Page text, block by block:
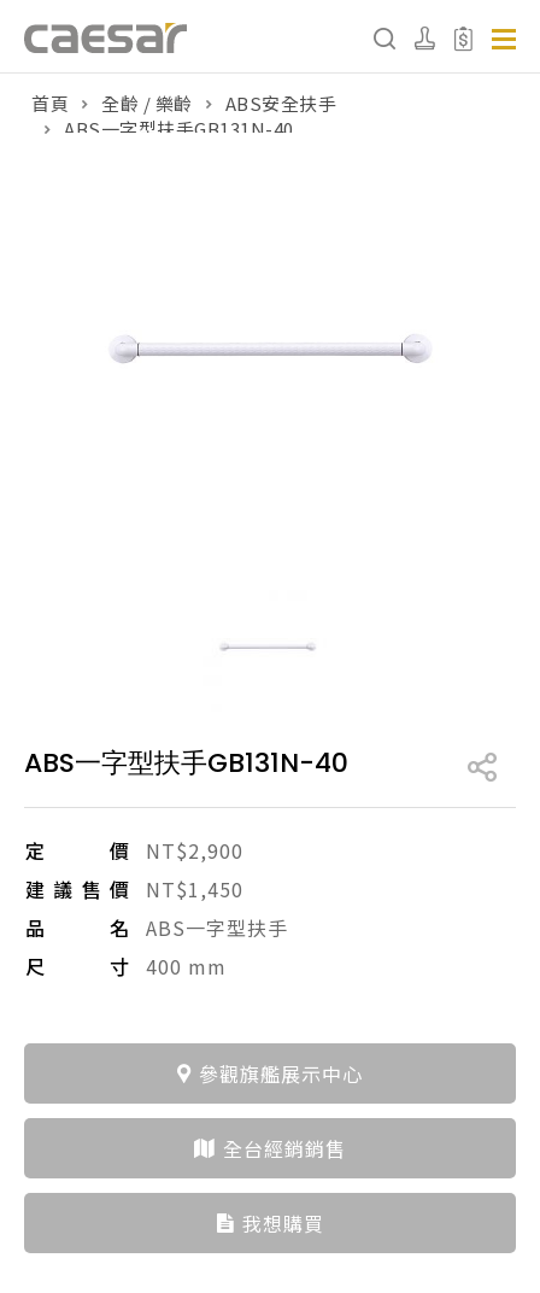
販賣中商品 已下架商品
搜尋產品
首頁 全齡 / 樂齡
ABS安全扶手
ABS一字型扶手GB131N-40
ABS一字型扶手GB131N-40
定價
NT$2,900
建議售價
NT$1,450
品名
ABS一字型扶手
尺寸 400 mm
參觀旗艦展示中心
全台經銷銷售
我想購買